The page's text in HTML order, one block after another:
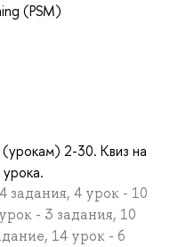
(PSM)
2-30. Квиз на
задания, 4 урок - 10
- 3 задания, 10
14 урок - 6